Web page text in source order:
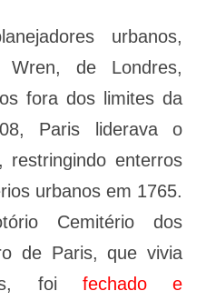
urbanos,
Wren, de Londres,
fora dos limites da
Paris liderava o
restringindo enterros
urbanos em 1765.
Cemitério dos
de Paris, que vivia
foi fechado e